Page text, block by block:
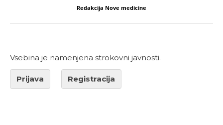
Redakcija Nove medicine
Vsebina je namenjena strokovni javnosti.
Prijava Registracija